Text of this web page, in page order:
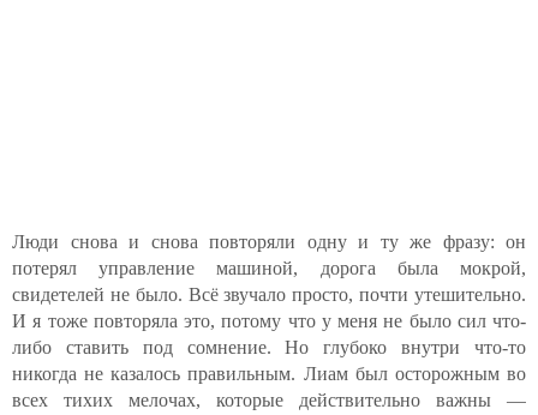
Люди снова и снова повторяли одну и ту же фразу: он
потерял управление машиной, дорога была мокрой,
свидетелей не было. Всё звучало просто, почти утешительно.
И я тоже повторяла это, потому что у меня не было сил что-
либо ставить под сомнение. Но глубоко внутри что-то
никогда не казалось правильным. Лиам был осторожным во
всех тихих мелочах, которые действительно важны —